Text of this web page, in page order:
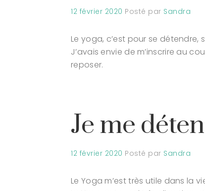
12 février 2020 Posté par Sandra
Le yoga, c’est pour se détendre,
J’avais envie de m’inscrire au
reposer.
Je me
12 février 2020 Posté par Sandra
Le Yoga m’est très utile dans la